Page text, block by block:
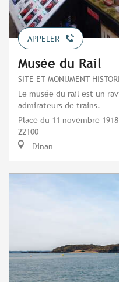
APPELER
Musée du Rail
SITE ET MONUMENT
Le musée du rail est un
admirateurs de trains.
Place du 11 novembre 1918
22100
Dinan